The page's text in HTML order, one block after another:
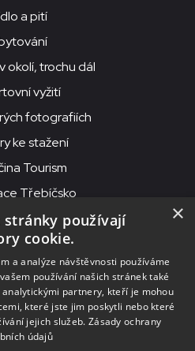
a pití
okolí, trochu dál
vyžití
fotografiích
ke stažení
Tourism
Třebíčsko
Mor. Budějovice
Purcnerova 62, 676 02
Budějovice
ID datové schránky: chjn2kd
×
stránky používají
cookie.
a analýze návštěvnosti používáme
používání našich stránek také
partnery, kteří je mohou
které jste jim poskytli nebo které
jejich služeb. Zásady ochrany
údajů